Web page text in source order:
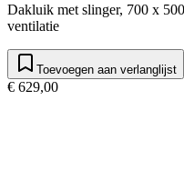
Dakluik met slinger, 700 x
ventilatie
Toevoegen aan verlanglijst
€ 629,00